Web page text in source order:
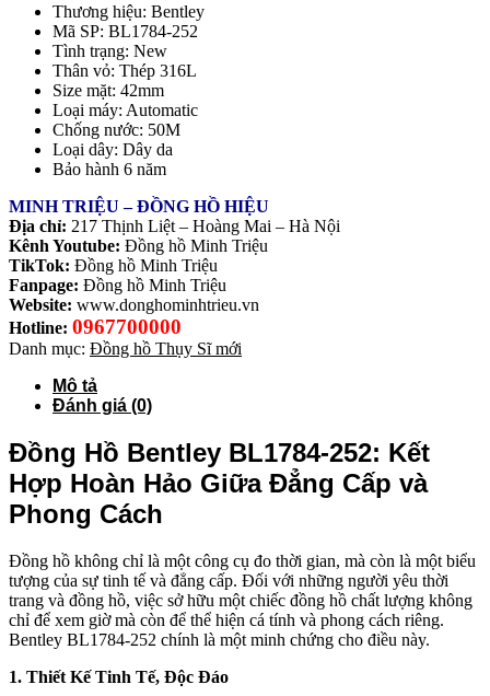
Thương hiệu: Bentley
Mã SP: BL1784-252
Tình trạng: New
Thân vỏ: Thép 316L
Size mặt: 42mm
Loại máy: Automatic
Chống nước: 50M
Loại dây: Dây da
Bảo hành 6 năm
MINH TRIỆU – ĐỒNG HỒ HIỆU
Địa chỉ: 217 Thịnh Liệt – Hoàng Mai – Hà Nội
Kênh Youtube: Đồng hồ Minh Triệu
TikTok: Đồng hồ Minh Triệu
Fanpage: Đồng hồ Minh Triệu
Website: www.donghominhtrieu.vn
Hotline: 0967700000
Danh mục: Đồng hồ Thụy Sĩ mới
Mô tả
Đánh giá (0)
Đồng Hồ Bentley BL1784-252: Kết
Hợp Hoàn Hảo Giữa Đẳng Cấp và
Phong Cách
Đồng hồ không chỉ là một công cụ đo thời gian, mà còn là một biểu
tượng của sự tinh tế và đẳng cấp. Đối với những người yêu thời
trang và đồng hồ, việc sở hữu một chiếc đồng hồ chất lượng không
chỉ để xem giờ mà còn để thể hiện cá tính và phong cách riêng.
Bentley BL1784-252 chính là một minh chứng cho điều này.
1. Thiết Kế Tinh Tế, Độc Đáo